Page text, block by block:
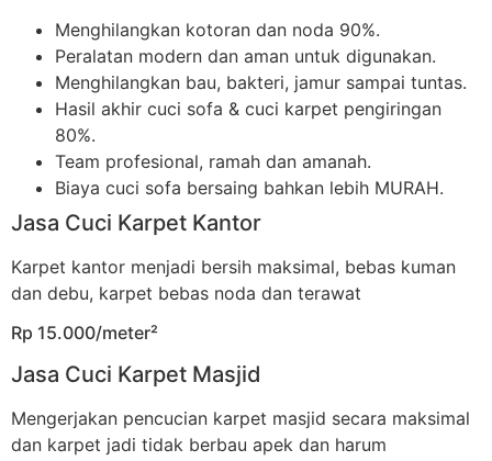
Menghilangkan kotoran dan noda 90%.
Peralatan modern dan aman untuk digunakan.
Menghilangkan bau, bakteri, jamur sampai tuntas.
Hasil akhir cuci sofa & cuci karpet pengiringan
80%.
Team profesional, ramah dan amanah.
Biaya cuci sofa bersaing bahkan lebih MURAH.
Jasa Cuci Karpet Kantor
Karpet kantor menjadi bersih maksimal, bebas kuman
dan debu, karpet bebas noda dan terawat
Rp 15.000/meter²
Jasa Cuci Karpet Masjid
Mengerjakan pencucian karpet masjid secara maksimal
dan karpet jadi tidak berbau apek dan harum